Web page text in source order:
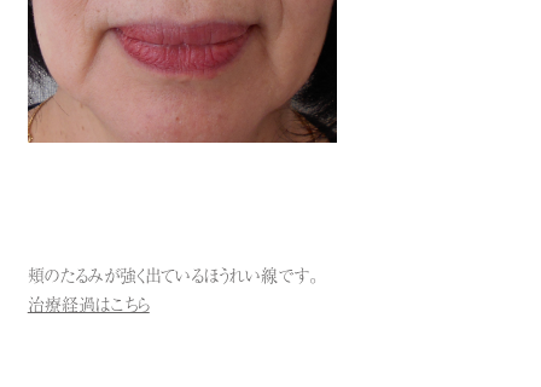
頬のたるみが強く出ているほうれい線です。
治療経過はこちら